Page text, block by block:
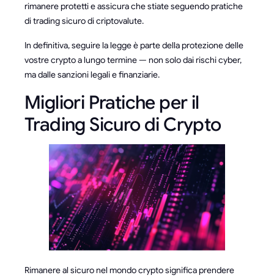
rimanere protetti e assicura che stiate seguendo pratiche
di trading sicuro di criptovalute.
In definitiva, seguire la legge è parte della protezione delle
vostre crypto a lungo termine — non solo dai rischi cyber,
ma dalle sanzioni legali e finanziarie.
Migliori Pratiche per il
Trading Sicuro di Crypto
Rimanere al sicuro nel mondo crypto significa prendere